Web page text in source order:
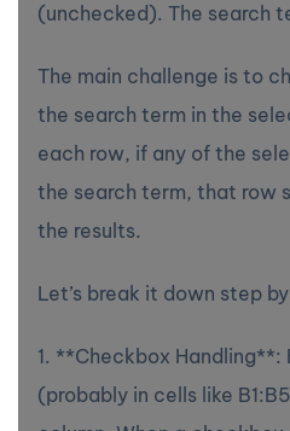
(unchecked). The search
The main challenge is to
the search term in the
each row, if any of the
the search term, that row
the results.
Let’s break it down step
1. **Checkbox Handling**:
(probably in cells like